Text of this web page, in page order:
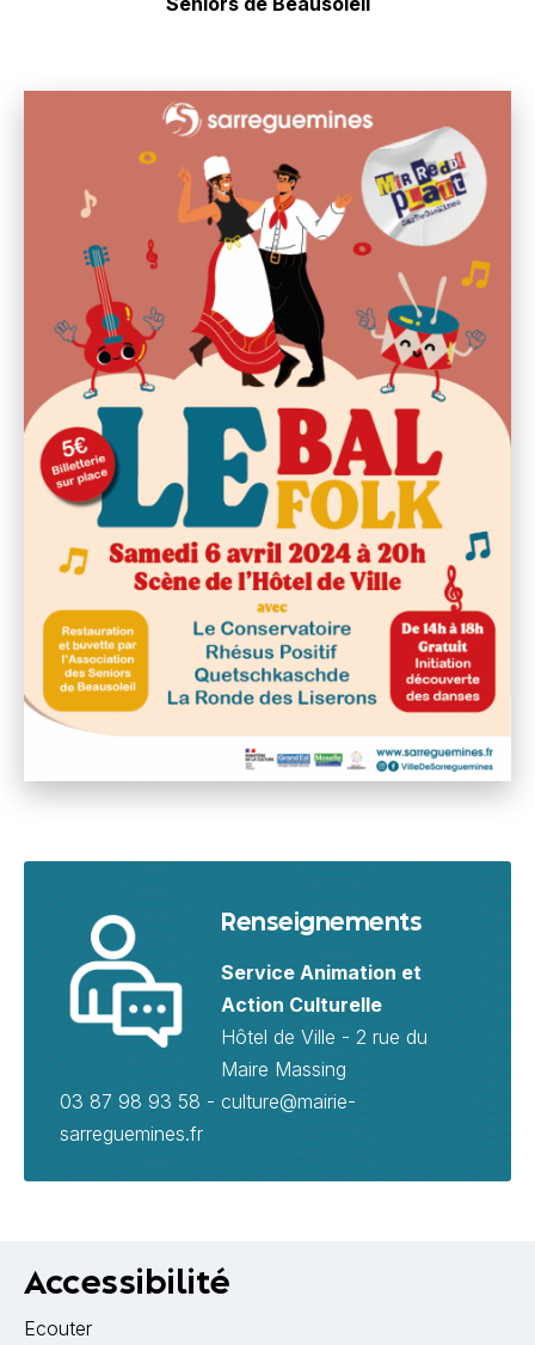
Renseignements
Service Animation et
Action Culturelle
Hôtel de Ville - 2 rue du
Maire Massing
03 87 98 93 58 - culture@mairie-
sarreguemines.fr
Accessibilité
Ecouter